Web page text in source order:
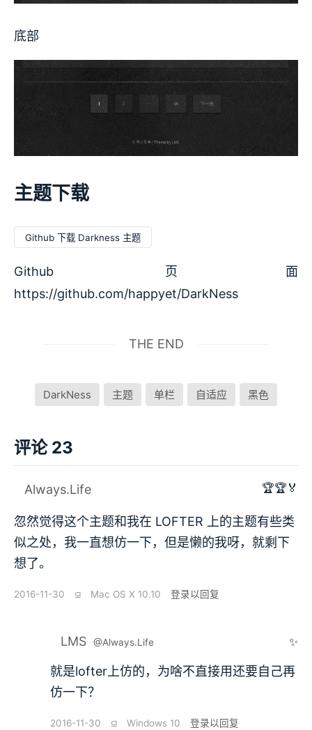
底部
主题下载
Github 下载 Darkness 主题
Github 页面
https://github.com/happyet/DarkNess
THE END
DarkNess 主题 单栏 自适应 黑色
评论 23
Always.Life 🏆🏆🏅
忽然觉得这个主题和我在 LOFTER 上的主题有些类
似之处，我一直想仿一下，但是懒的我呀，就剩下
想了。
2016-11-30 ⫑ Mac OS X 10.10 登录以回复
LMS @Always.Life ✨
就是lofter上仿的，为啥不直接用还要自己再
仿一下？
2016-11-30 ⫑ Windows 10 登录以回复